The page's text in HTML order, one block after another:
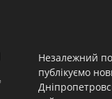
Незалежний
публікуємо